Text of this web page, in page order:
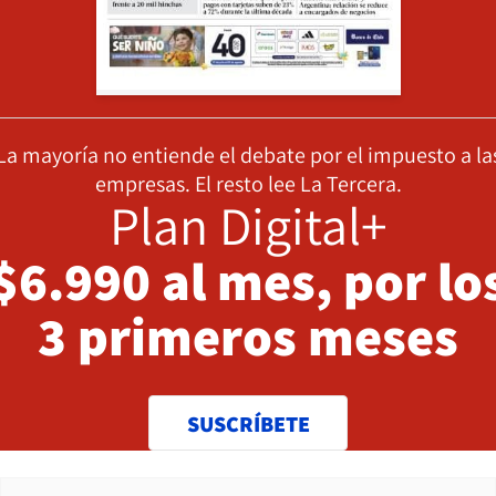
mayoría no entiende el debate por el impuesto a
empresas. El resto lee La Tercera.
Plan Digital+
al mes, por
3 primeros meses
SUSCRÍBETE